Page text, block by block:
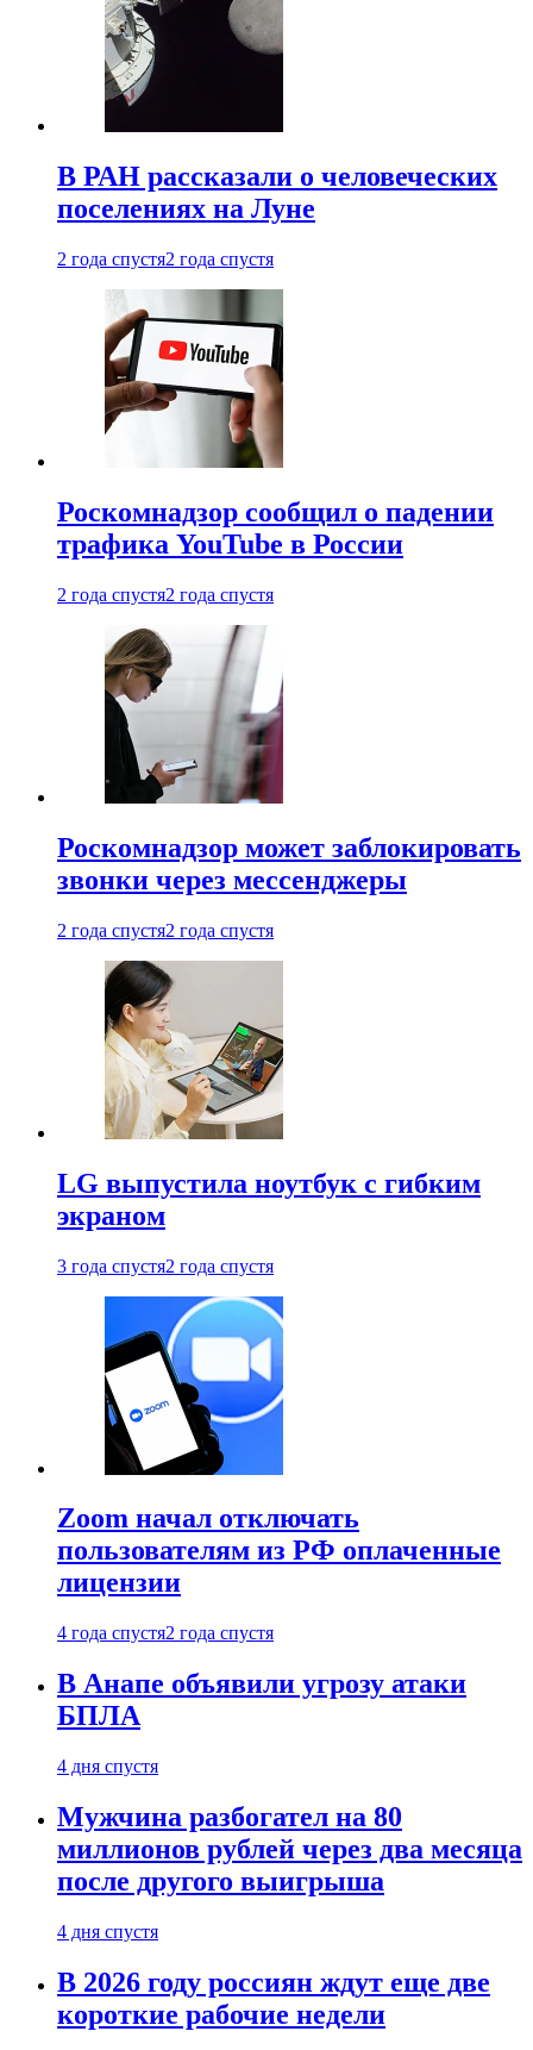
В РАН рассказали о человеческих
поселениях на Луне
2 года спустя2 года спустя
Роскомнадзор сообщил о падении
трафика YouTube в России
2 года спустя2 года спустя
Роскомнадзор может заблокировать
звонки через мессенджеры
2 года спустя2 года спустя
LG выпустила ноутбук с гибким
экраном
3 года спустя2 года спустя
Zoom начал отключать
пользователям из РФ оплаченные
лицензии
4 года спустя2 года спустя
В Анапе объявили угрозу атаки
БПЛА
4 дня спустя
Мужчина разбогател на 80
миллионов рублей через два месяца
после другого выигрыша
4 дня спустя
В 2026 году россиян ждут еще две
короткие рабочие недели